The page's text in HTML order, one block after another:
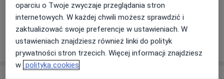
Delicadent
Poznańska 5, 60-848 Poznań
oparciu o Twoje zwyczaje przeglądania stron
internetowych. W każdej chwili możesz sprawdzić i
zaktualizować swoje preferencje w ustawieniach. W
ustawieniach znajdziesz również linki do polityk
prywatności stron trzecich. Więcej informacji znajdziesz
w polityka cookies